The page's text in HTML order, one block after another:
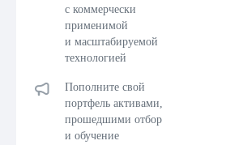
с коммерчески
применимой
и масштабируемой
технологией
Пополните свой
портфель активами,
прошедшими отбор
и обучение